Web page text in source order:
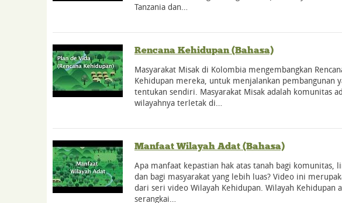
Tanzania dan…
Rencana Kehidupan (Bahasa)
Masyarakat Misak di Kolombia mengembangkan
Kehidupan mereka, untuk menjalankan pembangunan
tentukan sendiri. Masyarakat Misak adalah komunitas
wilayahnya terletak di…
Manfaat Wilayah Adat (Bahasa)
Apa manfaat kepastian hak atas tanah bagi komunitas,
dan bagi masyarakat yang lebih luas? Video ini
dari seri video Wilayah Kehidupan. Wilayah Kehidupan
serangkai…